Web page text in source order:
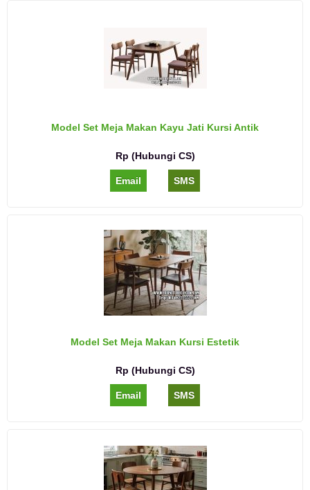
Model Set Meja Makan Kayu Jati Kursi Antik
Rp (Hubungi CS)
Email SMS
Model Set Meja Makan Kursi Estetik
Rp (Hubungi CS)
Email SMS